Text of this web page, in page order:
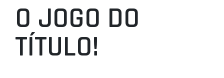
ÚLTIMAS
COMPETIÇÕES
ASSOCIAÇÕES
O JOGO DO
TÍTULO!